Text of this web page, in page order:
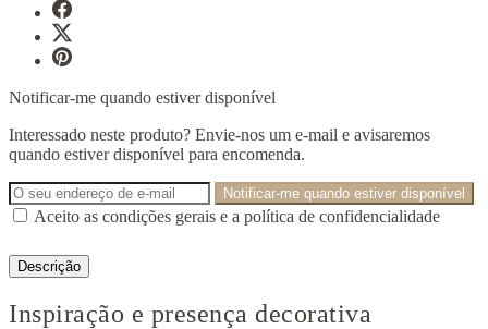
Notificar-me quando estiver disponível
Interessado neste produto? Envie-nos um e-mail e avisaremos
quando estiver disponível para encomenda.
Notificar-me quando estiver disponível
Aceito as condições gerais e a política de confidencialidade
Descrição
Inspiração e presença decorativa